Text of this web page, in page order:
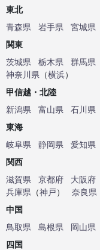
東北
青森県
岩手県 宮城県
関東
茨城県
栃木県 群馬県
神奈川県 （横浜）
甲信越・北陸
新潟県
富山県 石川県
東海
岐阜県
静岡県 愛知県
関西
滋賀県
京都府 大阪府
兵庫県 （神戸） 奈良県
中国
鳥取県
島根県 岡山県
四国